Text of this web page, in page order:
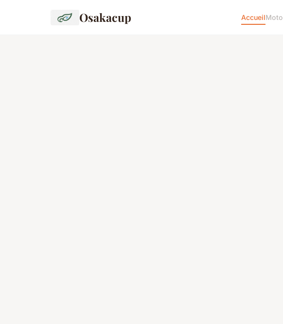
Osakacup AccueilMoto